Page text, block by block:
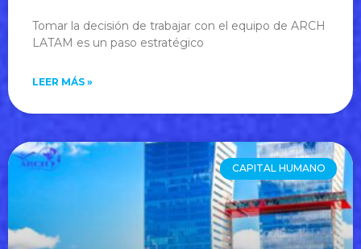
Tomar la decisión de trabajar con el equipo de ARCH
LATAM es un paso estratégico
LEER MÁS »
CAPITAL HUMANO